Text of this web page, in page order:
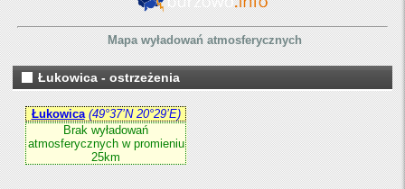
Mapa wyładowań atmosferycznych
Łukowica - ostrzeżenia